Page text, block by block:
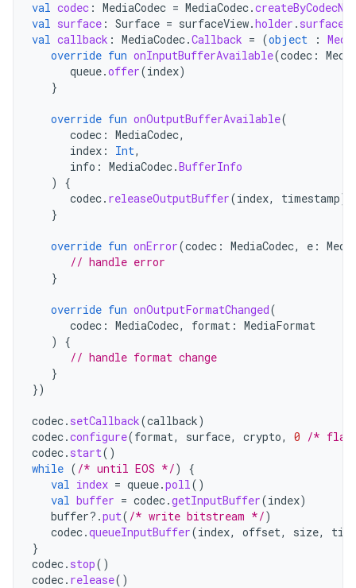
val codec : MediaCodec = MediaCodec.
val surface : Surface = surfaceView.holder . surface
val callback : MediaCodec.Callback = (object :
override fun onInputBufferAvailable(codec :
queue.offer(index)
}
override fun onOutputBufferAvailable(
codec : MediaCodec,
index : Int,
info : MediaCodec.BufferInfo
)
{
codec. releaseOutputBuffer(index, timestamp)
}
override fun onError(codec : MediaCodec, e :
// handle error
}
override fun onOutputFormatChanged(
codec : MediaCodec, format : MediaFormat
)
{
// handle format change
}
})
codec. setCallback(callback)
codec.configure(format, surface, crypto, 0 /*
codec. start()
while ( /* until EOS */)
{
val index = queue.poll()
val buffer = codec.getInputBuffer(index)
buffer?.put( /* write bitstream */)
codec.queueInputBuffer(index, offset, size,
}
codec. stop()
codec. release()